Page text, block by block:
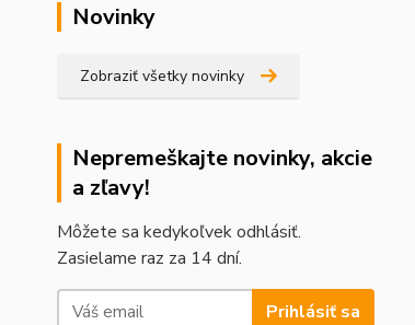
Novinky
Zobraziť všetky novinky
Nepremeškajte novinky, akcie
a zľavy!
Môžete sa kedykoľvek odhlásiť.
Zasielame raz za 14 dní.
Prihlásiť sa